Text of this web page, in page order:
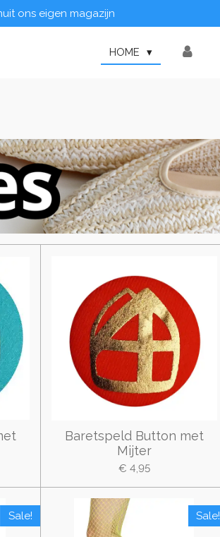
ons eigen magazijn
HOME
Baretspeld Button met
Mijter
€ 4,95
Sale! Sale!